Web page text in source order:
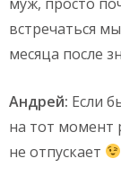
встречаться
месяца после
Андрей: Если
на тот момент
не отпускает